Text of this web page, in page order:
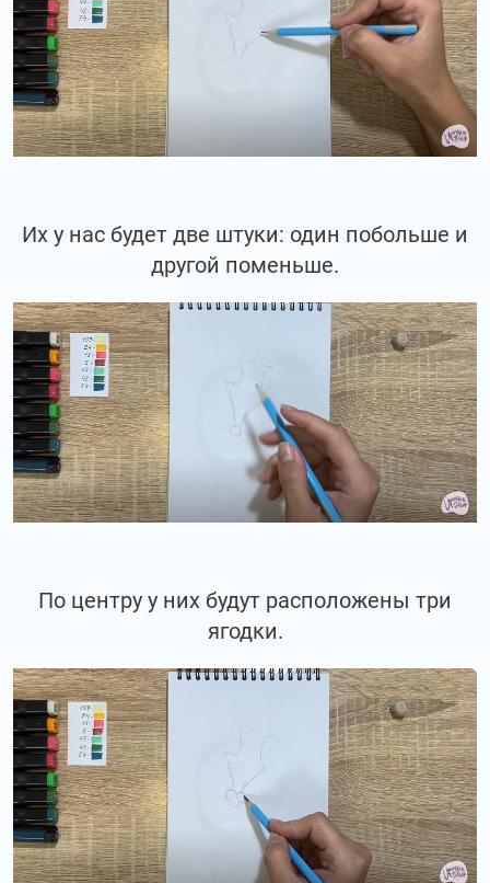
Их у нас будет две штуки: один побольше и
другой поменьше.
По центру у них будут расположены три
ягодки.